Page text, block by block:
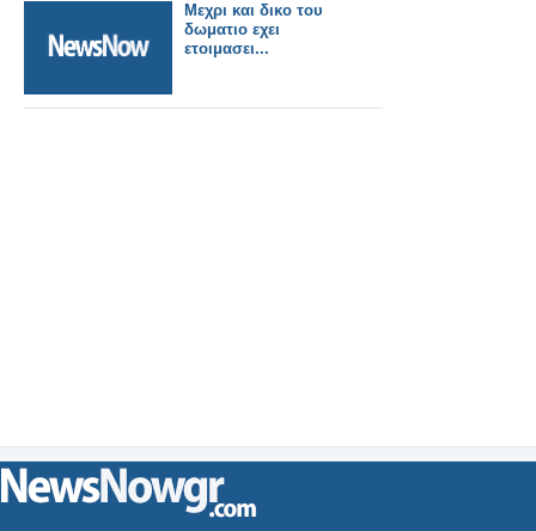
Μεχρι και δικο του
δωματιο εχει
ετοιμασει...